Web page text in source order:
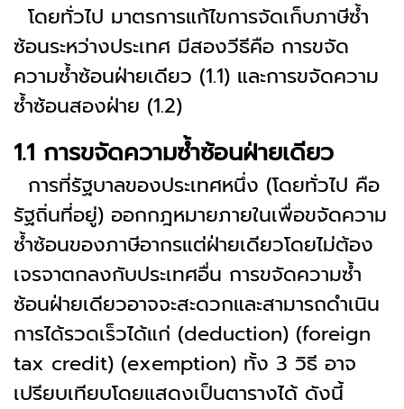
โดยทั่วไป มาตรการแก้ไขการจัดเก็บภาษีซ้ำ
ซ้อนระหว่างประเทศ มีสองวีธีคือ การขจัด
ความซ้ำซ้อนฝ่ายเดียว (1.1) และการขจัดความ
ซ้ำซ้อนสองฝ่าย (1.2)
1.1 การขจัดความซ้ำซ้อนฝ่ายเดียว
การที่รัฐบาลของประเทศหนึ่ง (โดยทั่วไป คือ
รัฐถิ่นที่อยู่) ออกกฎหมายภายในเพื่อขจัดความ
ซ้ำซ้อนของภาษีอากรแต่ฝ่ายเดียวโดยไม่ต้อง
เจรจาตกลงกับประเทศอื่น การขจัดความซ้ำ
ซ้อนฝ่ายเดียวอาจจะสะดวกและสามารถดำเนิน
การได้รวดเร็วได้แก่ (deduction) (foreign
tax credit) (exemption) ทั้ง 3 วิธี อาจ
เปรียบเทียบโดยแสดงเป็นตารางได้ ดังนี้